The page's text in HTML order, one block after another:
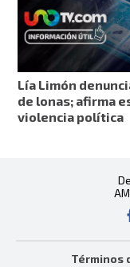
Lía Limón
de lonas; afirma
violencia política
Términos